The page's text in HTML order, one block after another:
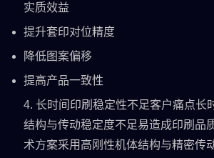
实质效益
提升套印对位精度
降低图案偏移
提高产品一致性
4. 长时间印刷稳定性不足客户痛点长
结构与传动稳定度不足易造成印刷品
术方案采用高刚性机体结构与精密传